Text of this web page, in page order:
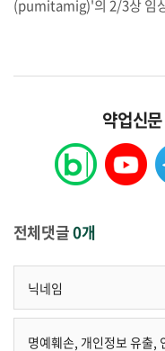
(pumitamig)'의 2/3상 임
약업신
전체댓글0개